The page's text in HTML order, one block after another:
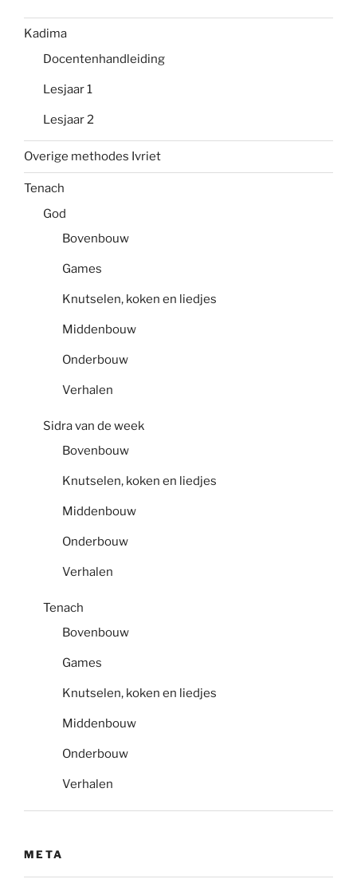
Kadima
Docentenhandleiding
Lesjaar 1
Lesjaar 2
Overige methodes Ivriet
Tenach
God
Bovenbouw
Games
Knutselen, koken en liedjes
Middenbouw
Onderbouw
Verhalen
Sidra van de week
Bovenbouw
Knutselen, koken en liedjes
Middenbouw
Onderbouw
Verhalen
Tenach
Bovenbouw
Games
Knutselen, koken en liedjes
Middenbouw
Onderbouw
Verhalen
META